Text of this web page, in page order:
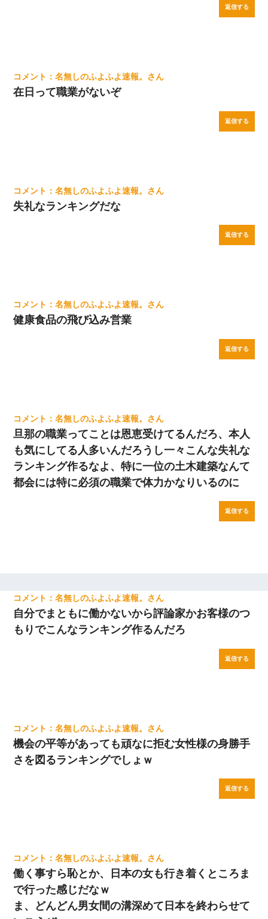
返信する
名無しのふよふよ速報。
在日って職業がないぞ
返信する
名無しのふよふよ速報。
失礼なランキングだな
返信する
名無しのふよふよ速報。
健康食品の飛び込み営業
返信する
名無しのふよふよ速報。
旦那の職業ってことは恩恵受けてるんだろ、本人
も気にしてる人多いんだろうし一々こんな失礼な
ランキング作るなよ、特に一位の土木建築なんて
都会には特に必須の職業で体力かなりいるのに
返信する
名無しのふよふよ速報。
自分でまともに働かないから評論家かお客様のつ
もりでこんなランキング作るんだろ
返信する
名無しのふよふよ速報。
機会の平等があっても頑なに拒む女性様の身勝手
さを図るランキングでしょｗ
返信する
名無しのふよふよ速報。
働く事すら恥とか、日本の女も行き着くところま
で行った感じだなｗ
ま、どんどん男女間の溝深めて日本を終わらせて